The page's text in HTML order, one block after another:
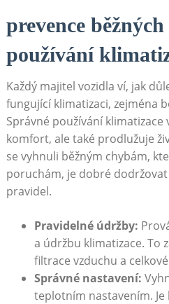
prevence
používání
Každý majitel vozidla ví, jak
fungující klimatizaci, ‌zejména
⁢Správné‌ používání klimatizace
komfort, ⁢ale ‌také prodlužuje
se ‌vyhnuli běžným chybám,
poruchám, je dobré‍
pravidel.
Pravidelné údržby:
a údržbu klimatizace. ​To
filtrace vzduchu a
Správné⁤ nastavení:
teplotním nastavením.